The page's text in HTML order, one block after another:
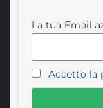
La tua Email
Accetto la